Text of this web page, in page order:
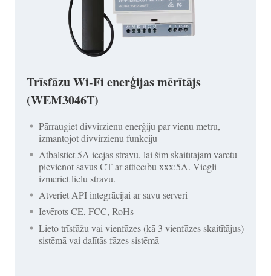
Trīsfāzu Wi-Fi enerģijas mērītājs
(WEM3046T)
Pārraugiet divvirzienu enerģiju par vienu metru,
izmantojot divvirzienu funkciju
Atbalstiet 5A ieejas strāvu, lai šim skaitītājam varētu
pievienot savus CT ar attiecību xxx:5A. Viegli
izmēriet lielu strāvu.
Atveriet API integrācijai ar savu serveri
Ievērots CE, FCC, RoHs
Lieto trīsfāžu vai vienfāzes (kā 3 vienfāzes skaitītājus)
sistēmā vai dalītās fāzes sistēmā